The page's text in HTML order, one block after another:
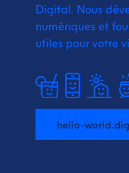
Digital. Nous
numériques et
utiles pour votre
hello-